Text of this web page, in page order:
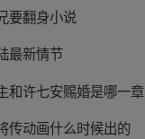
要翻身小说
最新情节
和许七安赐婚是哪一章
传动画什么时候出的